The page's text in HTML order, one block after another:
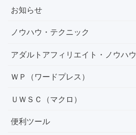
お知らせ
ノウハウ・テクニック
アダルトアフィリエイト・ノウハウ
ＷＰ（ワードプレス）
ＵＷＳＣ（マクロ）
便利ツール